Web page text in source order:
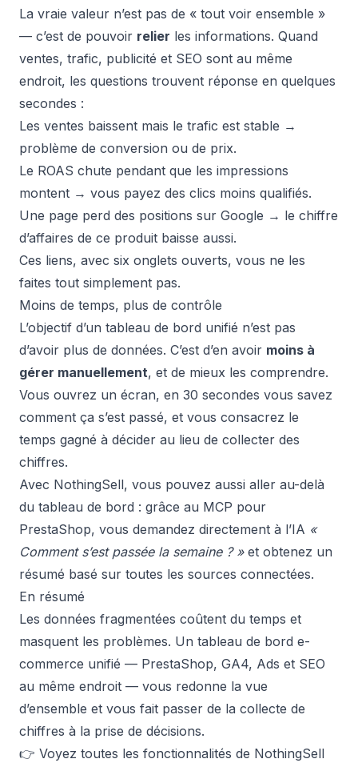
La vraie valeur n’est pas de « tout voir ensemble »
— c’est de pouvoir relier les informations. Quand
ventes, trafic, publicité et SEO sont au même
endroit, les questions trouvent réponse en quelques
secondes :
Les ventes baissent mais le trafic est stable →
problème de conversion ou de prix.
Le ROAS chute pendant que les impressions
montent → vous payez des clics moins qualifiés.
Une page perd des positions sur Google → le chiffre
d’affaires de ce produit baisse aussi.
Ces liens, avec six onglets ouverts, vous ne les
faites tout simplement pas.
Moins de temps, plus de contrôle
L’objectif d’un tableau de bord unifié n’est pas
d’avoir plus de données. C’est d’en avoir moins à
gérer manuellement, et de mieux les comprendre.
Vous ouvrez un écran, en 30 secondes vous savez
comment ça s’est passé, et vous consacrez le
temps gagné à décider au lieu de collecter des
chiffres.
Avec NothingSell, vous pouvez aussi aller au-delà
du tableau de bord : grâce au MCP pour
PrestaShop, vous demandez directement à l’IA «
Comment s’est passée la semaine ? »et obtenez un
résumé basé sur toutes les sources connectées.
En résumé
Les données fragmentées coûtent du temps et
masquent les problèmes. Un tableau de bord e-
commerce unifié — PrestaShop, GA4, Ads et SEO
au même endroit — vous redonne la vue
d’ensemble et vous fait passer de la collecte de
chiffres à la prise de décisions.
👉 Voyez toutes les fonctionnalités de NothingSell